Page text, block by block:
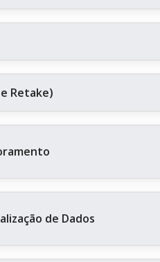
Retake)
de Dados